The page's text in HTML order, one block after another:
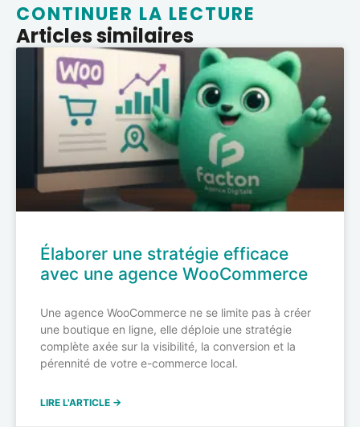
CONTINUER LA LECTURE
Articles similaires
Élaborer une stratégie efficace
avec une agence WooCommerce
Une agence WooCommerce ne se limite pas à créer
une boutique en ligne, elle déploie une stratégie
complète axée sur la visibilité, la conversion et la
pérennité de votre e-commerce local.
LIRE L'ARTICLE →